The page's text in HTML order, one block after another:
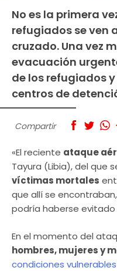
No es la primera
refugiados se ven
cruzado. Una vez
evacuación
de los refugiados
centros de
Compartir
«El reciente ataque
Tayura (Libia), del que
víctimas mortales
que allí se
podría haberse
En el momento del
hombres, mujeres y
condiciones vulnerables